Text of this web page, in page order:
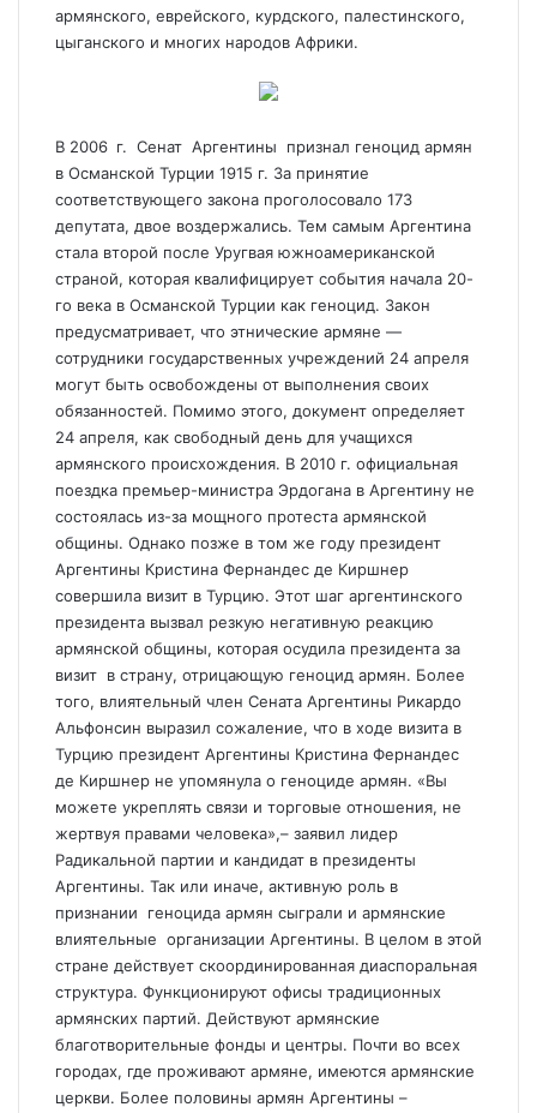
армянского, еврейского, курдского, палестинского,
цыганского и многих народов Африки.
В 2006 г. Сенат Аргентины признал геноцид армян
в Османской Турции 1915 г. За принятие
соответствующего закона проголосовало 173
депутата, двое воздержались. Тем самым Аргентина
стала второй после Уругвая южноамериканской
страной, которая квалифицирует события начала 20-
го века в Османской Турции как геноцид. Закон
предусматривает, что этнические армяне —
сотрудники государственных учреждений 24 апреля
могут быть освобождены от выполнения своих
обязанностей. Помимо этого, документ определяет
24 апреля, как свободный день для учащихся
армянского происхождения. В 2010 г. официальная
поездка премьер-министра Эрдогана в Аргентину не
состоялась из-за мощного протеста армянской
общины. Однако позже в том же году президент
Аргентины Кристина Фернандес де Киршнер
совершила визит в Турцию. Этот шаг аргентинского
президента вызвал резкую негативную реакцию
армянской общины, которая осудила президента за
визит в страну, отрицающую геноцид армян. Более
того, влиятельный член Сената Аргентины Рикардо
Альфонсин выразил сожаление, что в ходе визита в
Турцию президент Аргентины Кристина Фернандес
де Киршнер не упомянула о геноциде армян. «Вы
можете укреплять связи и торговые отношения, не
жертвуя правами человека»,– заявил лидер
Радикальной партии и кандидат в президенты
Аргентины. Так или иначе, активную роль в
признании геноцида армян сыграли и армянские
влиятельные организации Аргентины. В целом в этой
стране действует скоординированная диаспоральная
структура. Функционируют офисы традиционных
армянских партий. Действуют армянские
благотворительные фонды и центры. Почти во всех
городах, где проживают армяне, имеются армянские
церкви. Более половины армян Аргентины –